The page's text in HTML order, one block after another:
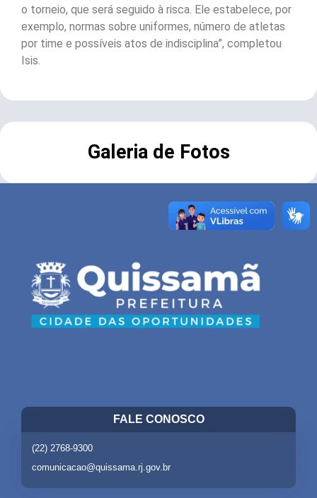
o torneio, que será seguido à risca. Ele estabelece, por
exemplo, normas sobre uniformes, número de atletas
por time e possíveis atos de indisciplina”, completou
Isis.
Galeria de Fotos
FALE CONOSCO
(22) 2768-9300
comunicacao@quissama.rj.gov.br